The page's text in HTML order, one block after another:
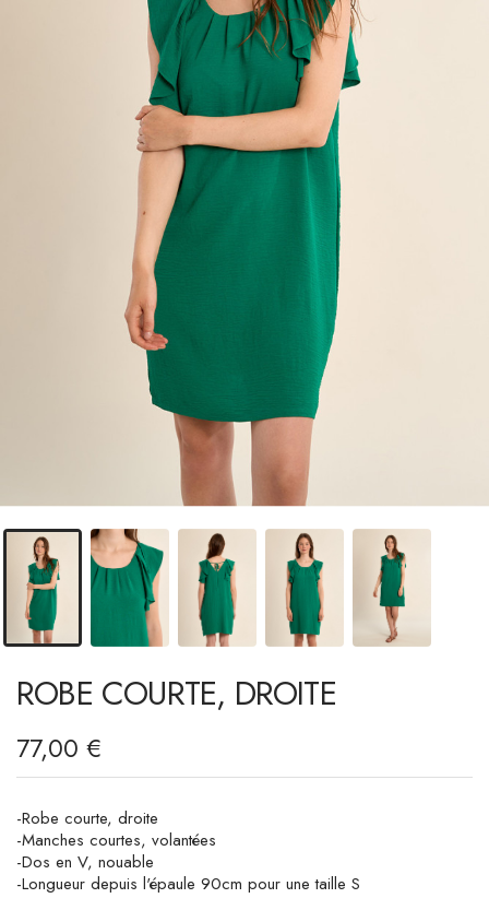
ROBE COURTE, DROITE
77,00 €
-Robe courte, droite
-Manches courtes, volantées
-Dos en V, nouable
-Longueur depuis l'épaule 90cm pour une taille S